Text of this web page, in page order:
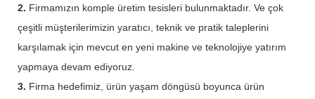
2. Firmamızın komple üretim tesisleri bulunmaktadır. Ve çok
çeşitli müşterilerimizin yaratıcı, teknik ve pratik taleplerini
karşılamak için mevcut en yeni makine ve teknolojiye yatırım
yapmaya devam ediyoruz.
3. Firma hedefimiz, ürün yaşam döngüsü boyunca ürün